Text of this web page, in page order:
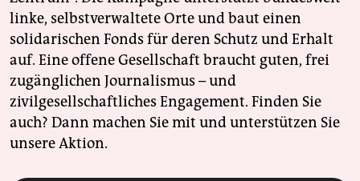
linke, selbstverwaltete Orte und baut einen
solidarischen Fonds für deren Schutz und Erhalt
auf. Eine offene Gesellschaft braucht guten, frei
zugänglichen Journalismus – und
zivilgesellschaftliches Engagement. Finden Sie
auch? Dann machen Sie mit und unterstützen Sie
unsere Aktion.